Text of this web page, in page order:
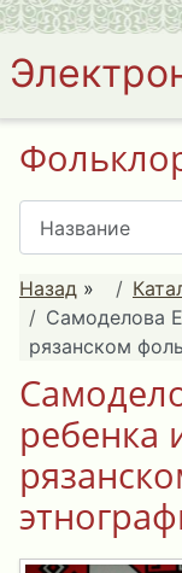
Назад »
Самоделова
рязанском
ребенка